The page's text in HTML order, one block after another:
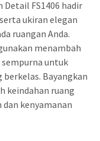
FS1406 hadir
ukiran elegan
ruangan Anda.
menambah
untuk
Bayangkan
keindahan ruang
kenyamanan